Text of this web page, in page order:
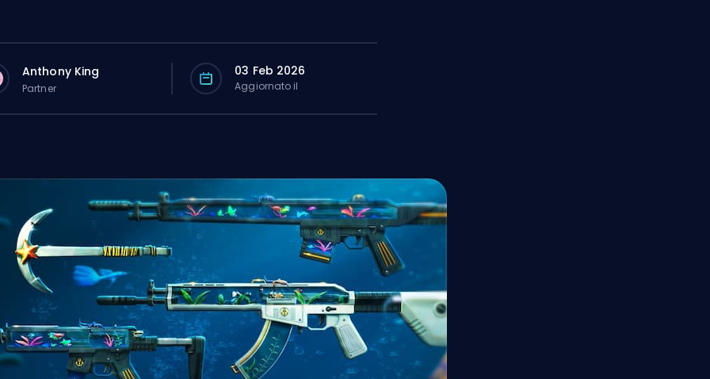
Anthony King
Partner
03 Feb 2026
Aggiornato il